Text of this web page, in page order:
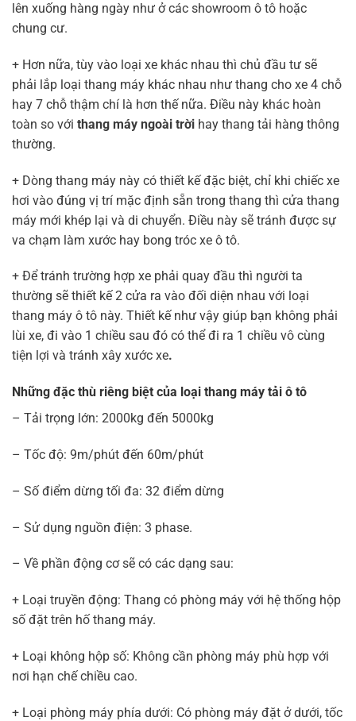
lên xuống hàng ngày như ở các showroom ô tô hoặc
chung cư.
+ Hơn nữa, tùy vào loại xe khác nhau thì chủ đầu tư sẽ
phải lắp loại thang máy khác nhau như thang cho xe 4 chỗ
hay 7 chỗ thậm chí là hơn thế nữa. Điều này khác hoàn
toàn so với thang máy ngoài trời hay thang tải hàng thông
thường.
+ Dòng thang máy này có thiết kế đặc biệt, chỉ khi chiếc xe
hơi vào đúng vị trí mặc định sẵn trong thang thì cửa thang
máy mới khép lại và di chuyển. Điều này sẽ tránh được sự
va chạm làm xước hay bong tróc xe ô tô.
+ Để tránh trường hợp xe phải quay đầu thì người ta
thường sẽ thiết kế 2 cửa ra vào đối diện nhau với loại
thang máy ô tô này. Thiết kế như vậy giúp bạn không phải
lùi xe, đi vào 1 chiều sau đó có thể đi ra 1 chiều vô cùng
tiện lợi và tránh xây xước xe.
Những đặc thù riêng biệt của loại thang máy tải ô tô
– Tải trọng lớn: 2000kg đến 5000kg
– Tốc độ: 9m/phút đến 60m/phút
– Số điểm dừng tối đa: 32 điểm dừng
– Sử dụng nguồn điện: 3 phase.
– Về phần động cơ sẽ có các dạng sau:
+ Loại truyền động: Thang có phòng máy với hệ thống hộp
số đặt trên hố thang máy.
+ Loại không hộp số: Không cần phòng máy phù hợp với
nơi hạn chế chiều cao.
+ Loại phòng máy phía dưới: Có phòng máy đặt ở dưới, tốc